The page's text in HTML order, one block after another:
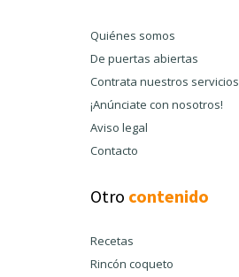
Quiénes somos
De puertas abiertas
Contrata nuestros servicios
¡Anúnciate con nosotros!
Aviso legal
Contacto
Otro contenido
Recetas
Rincón coqueto